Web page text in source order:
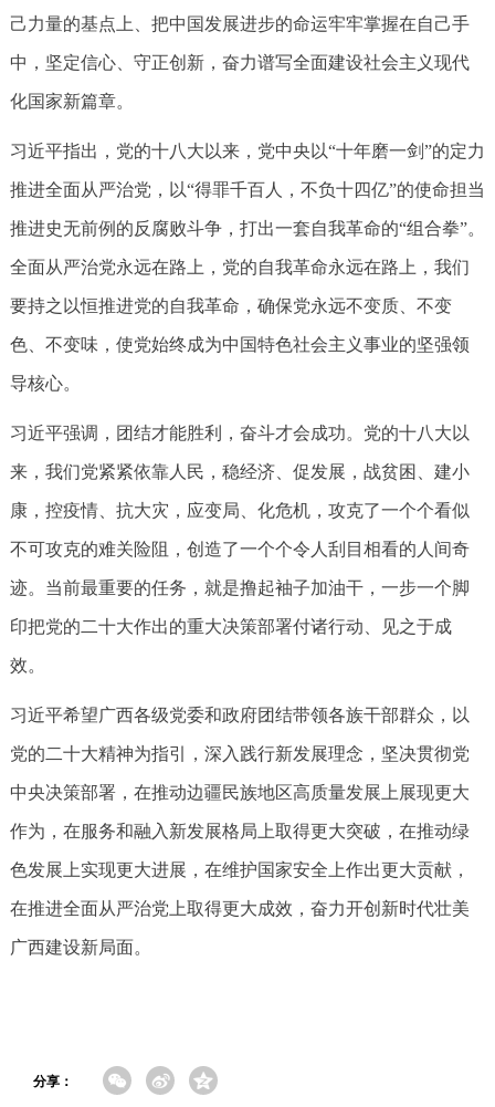
己力量的基点上、把中国发展进步的命运牢牢掌握在自己手
中，坚定信心、守正创新，奋力谱写全面建设社会主义现代
化国家新篇章。
习近平指出，党的十八大以来，党中央以“十年磨一剑”的定力
推进全面从严治党，以“得罪千百人，不负十四亿”的使命担当
推进史无前例的反腐败斗争，打出一套自我革命的“组合拳”。
全面从严治党永远在路上，党的自我革命永远在路上，我们
要持之以恒推进党的自我革命，确保党永远不变质、不变
色、不变味，使党始终成为中国特色社会主义事业的坚强领
导核心。
习近平强调，团结才能胜利，奋斗才会成功。党的十八大以
来，我们党紧紧依靠人民，稳经济、促发展，战贫困、建小
康，控疫情、抗大灾，应变局、化危机，攻克了一个个看似
不可攻克的难关险阻，创造了一个个令人刮目相看的人间奇
迹。当前最重要的任务，就是撸起袖子加油干，一步一个脚
印把党的二十大作出的重大决策部署付诸行动、见之于成
效。
习近平希望广西各级党委和政府团结带领各族干部群众，以
党的二十大精神为指引，深入践行新发展理念，坚决贯彻党
中央决策部署，在推动边疆民族地区高质量发展上展现更大
作为，在服务和融入新发展格局上取得更大突破，在推动绿
色发展上实现更大进展，在维护国家安全上作出更大贡献，
在推进全面从严治党上取得更大成效，奋力开创新时代壮美
广西建设新局面。
分享：